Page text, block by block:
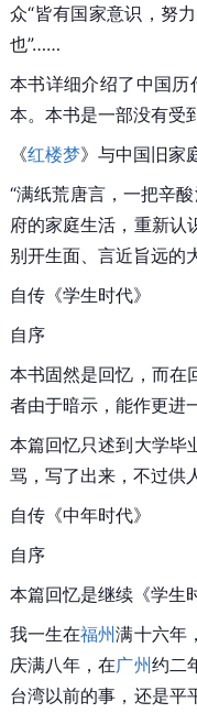
众“皆有国家意识，努
也”……
本书详细介绍了中国历
本。本书是一部没有受
《红楼梦》与中国旧家
“满纸荒唐言，一把辛
府的家庭生活，重新认
别开生面、言近旨远的
自传《学生时代》
自序
本书固然是回忆，而在
者由于暗示，能作更进
本篇回忆只述到大学毕
骂，写了出来，不过供
自传《中年时代》
自序
本篇回忆是继续《学生
我一生在福州满十六年
庆满八年，在广州约二
台湾以前的事，还是平